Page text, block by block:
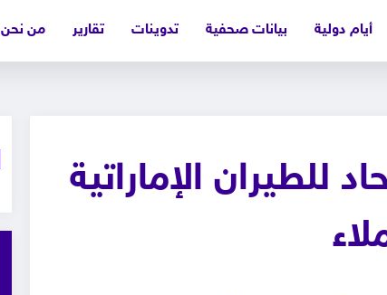
أيام دولية بيانات صحفية تدوينات تقارير من نحن
للطيران الإماراتية